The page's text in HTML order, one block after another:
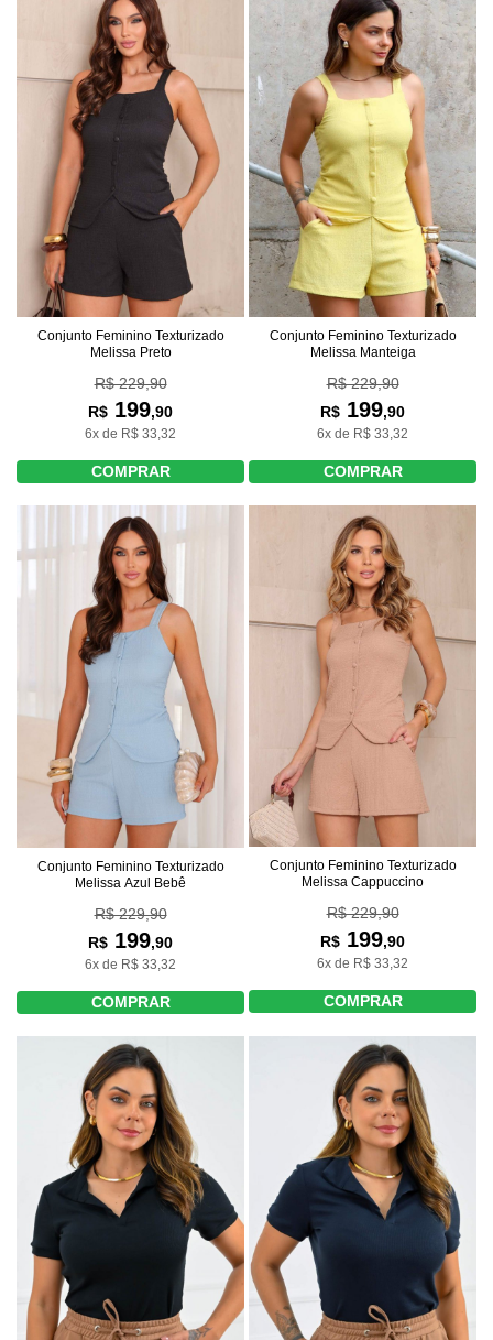
Conjunto Feminino Texturizado
Melissa Preto
R$ 229,90
R$ 199,90
6x de R$ 33,32
COMPRAR
Conjunto Feminino Texturizado
Melissa Manteiga
R$ 229,90
R$ 199,90
6x de R$ 33,32
COMPRAR
Conjunto Feminino Texturizado
Melissa Azul Bebê
R$ 229,90
R$ 199,90
6x de R$ 33,32
COMPRAR
Conjunto Feminino Texturizado
Melissa Cappuccino
R$ 229,90
R$ 199,90
6x de R$ 33,32
COMPRAR